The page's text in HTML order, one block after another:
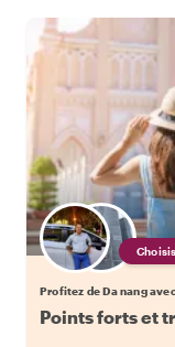
Profitez de Da nang
Points forts et